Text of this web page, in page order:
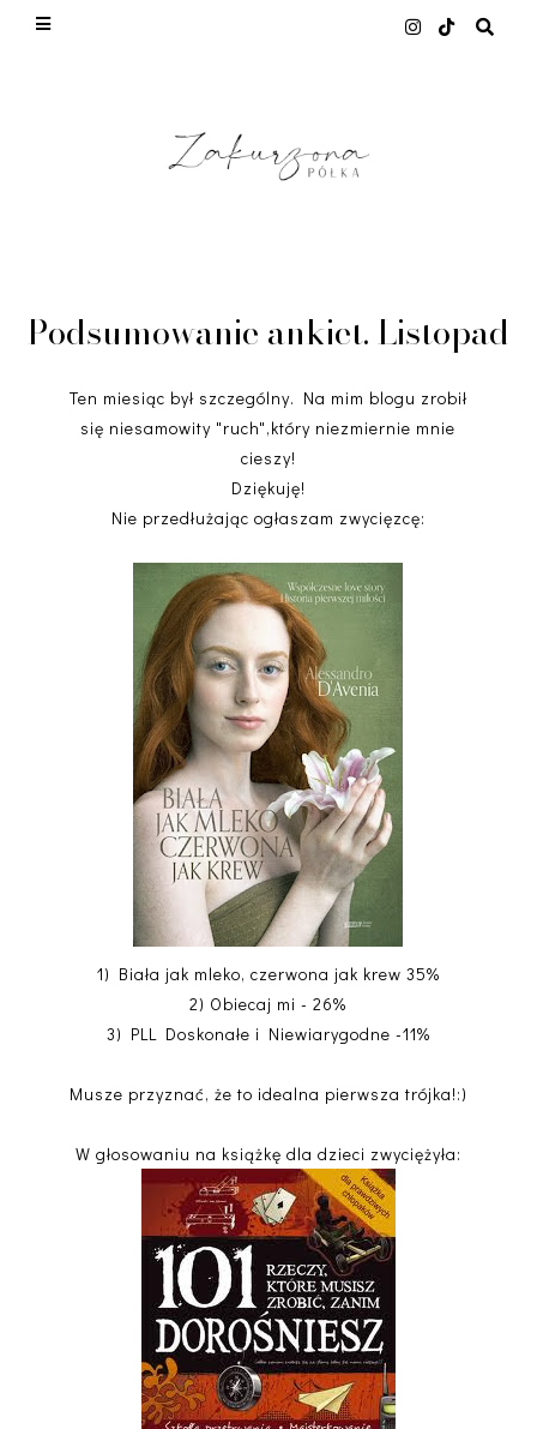
Podsumowanie ankiet. Listopad
Ten miesiąc był szczególny. Na mim blogu zrobił
się niesamowity "ruch",który niezmiernie mnie
cieszy!
Dziękuję!
Nie przedłużając ogłaszam zwycięzcę:
1) Biała jak mleko, czerwona jak krew 35%
2) Obiecaj mi - 26%
3) PLL Doskonałe i Niewiarygodne -11%
Musze przyznać, że to idealna pierwsza trójka!:)
W głosowaniu na książkę dla dzieci zwyciężyła:
This site uses cookies from Google to deliver its
statistics, and to detect and address abuse.
LEARN MORE GOT IT